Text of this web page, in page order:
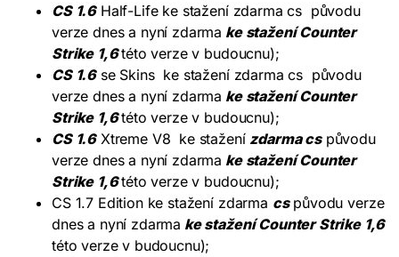
CS 1.6Half-Life ke stažení zdarma cs původu
verze dnes a nyní zdarma ke stažení Counter
Strike 1,6této verze v budoucnu);
CS 1.6se Skins ke stažení zdarma cs původu
verze dnes a nyní zdarma ke stažení Counter
Strike 1,6této verze v budoucnu);
CS 1.6Xtreme V8 ke stažení zdarma cspůvodu
verze dnes a nyní zdarma ke stažení Counter
Strike 1,6této verze v budoucnu);
CS 1.7 Edition ke stažení zdarma cspůvodu verze
dnes a nyní zdarma ke stažení Counter Strike 1,6
této verze v budoucnu);